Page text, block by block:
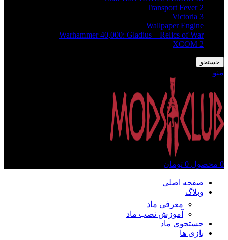
Transport Fever 2
Victoria 3
Wallpaper Engine
Warhammer 40,000: Gladius – Relics of War
XCOM 2
جستجو
منو
0 محصول 0 تومان
صفحه اصلی
وبلاگ
معرفی ماد
آموزش نصب ماد
جستجوی ماد
بازی ها